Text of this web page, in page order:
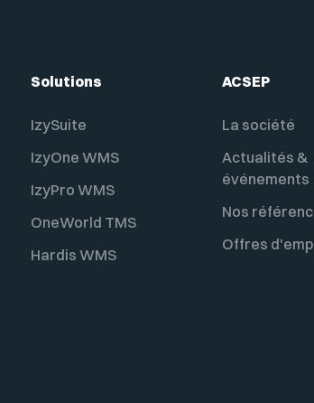
Solutions
IzySuite
IzyOne WMS
IzyPro WMS
OneWorld TMS
Hardis WMS
ACSEP
La société
Actualités &
événements
Nos
Offres